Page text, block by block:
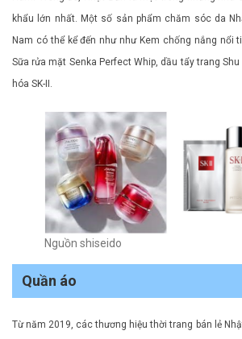
khẩu lớn nhất. Một số sản phẩm chăm sóc da
Nam có thể kể đến như như Kem chống nắng nổi
Sữa rửa mặt Senka Perfect Whip, dầu tẩy trang
hóa SK-II.
Nguồn shiseido
Quần áo
Từ năm 2019, các thương hiệu thời trang bán lẻ